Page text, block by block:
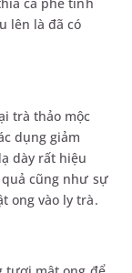
lên là đã có
trà thảo mộc
dụng giảm
dày rất hiệu
cũng như sự
ong vào ly trà.